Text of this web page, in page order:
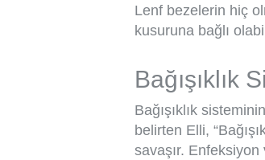
Lenf bezelerin hiç
kusuruna bağlı
Bağışıklık
Bağışıklık
belirten Elli,
savaşır.